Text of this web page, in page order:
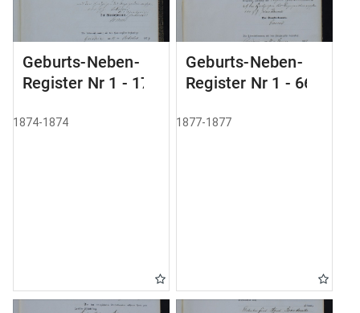
Geburts-Neben-
Register Nr 1 - 17
1874-1874
Geburts-Neben-
Register Nr 1 - 66
1877-1877